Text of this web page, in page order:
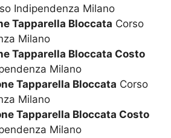
Indipendenza Milano
Tapparella Bloccata Corso
Milano
Tapparella Bloccata Costo
Milano
Tapparella Bloccata Corso
Milano
Tapparella Bloccata Costo
Milano